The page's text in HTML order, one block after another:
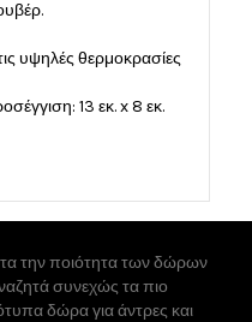
υψηλές θερμοκρασίες
13 εκ. x 8 εκ.
την ποιότητα των δώρων
συνεχώς τα πιο
δώρα για άντρες και